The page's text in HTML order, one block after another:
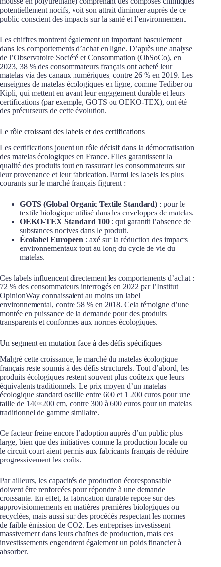
potentiellement nocifs, voit son attrait diminuer auprès de ce
public conscient des impacts sur la santé et l’environnement.
Les chiffres montrent également un important basculement
dans les comportements d’achat en ligne. D’après une analyse
de l’Observatoire Société et Consommation (ObSoCo), en
2023, 38 % des consommateurs français ont acheté leur
matelas via des canaux numériques, contre 26 % en 2019. Les
enseignes de matelas écologiques en ligne, comme Tediber ou
Kipli, qui mettent en avant leur engagement durable et leurs
certifications (par exemple, GOTS ou OEKO-TEX), ont été
des précurseurs de cette évolution.
Le rôle croissant des labels et des certifications
Les certifications jouent un rôle décisif dans la démocratisation
des matelas écologiques en France. Elles garantissent la
qualité des produits tout en rassurant les consommateurs sur
leur provenance et leur fabrication. Parmi les labels les plus
courants sur le marché français figurent :
GOTS (Global Organic Textile Standard) : pour le
textile biologique utilisé dans les enveloppes de matelas.
OEKO-TEX Standard 100 : qui garantit l’absence de
substances nocives dans le produit.
Écolabel Européen : axé sur la réduction des impacts
environnementaux tout au long du cycle de vie du
matelas.
Ces labels influencent directement les comportements d’achat :
72 % des consommateurs interrogés en 2022 par l’Institut
OpinionWay connaissaient au moins un label
environnemental, contre 58 % en 2018. Cela témoigne d’une
montée en puissance de la demande pour des produits
transparents et conformes aux normes écologiques.
Un segment en mutation face à des défis spécifiques
Malgré cette croissance, le marché du matelas écologique
français reste soumis à des défis structurels. Tout d’abord, les
produits écologiques restent souvent plus coûteux que leurs
équivalents traditionnels. Le prix moyen d’un matelas
écologique standard oscille entre 600 et 1 200 euros pour une
taille de 140×200 cm, contre 300 à 600 euros pour un matelas
traditionnel de gamme similaire.
Ce facteur freine encore l’adoption auprès d’un public plus
large, bien que des initiatives comme la production locale ou
le circuit court aient permis aux fabricants français de réduire
progressivement les coûts.
Par ailleurs, les capacités de production écoresponsable
doivent être renforcées pour répondre à une demande
croissante. En effet, la fabrication durable repose sur des
approvisionnements en matières premières biologiques ou
recyclées, mais aussi sur des procédés respectant les normes
de faible émission de CO2. Les entreprises investissent
massivement dans leurs chaînes de production, mais ces
investissements engendrent également un poids financier à
absorber.